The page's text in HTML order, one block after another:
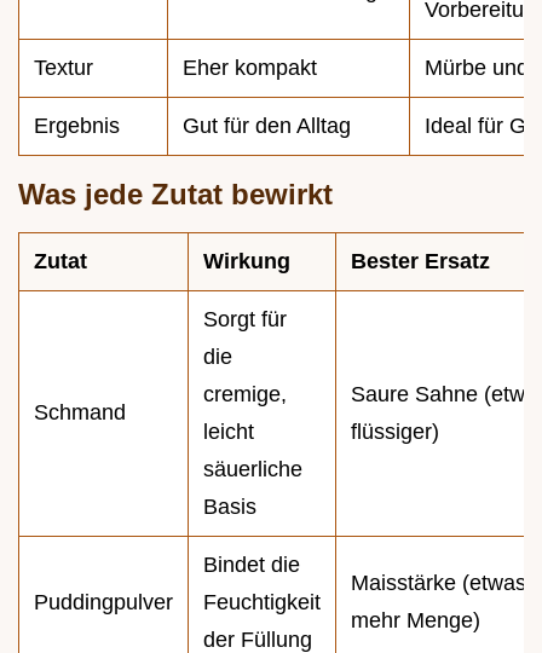
Textur Eher kompakt Mürbe und
Ergebnis Gut für den Alltag Ideal für
Was jede Zutat bewirkt
Zutat Wirkung Bester Ersatz
Schmand
Sorgt für
die
cremige,
leicht
säuerliche
Basis
Saure Sahne
flüssiger)
Puddingpulver
Bindet die
Feuchtigkeit
der Füllung
Maisstärke (etwas
mehr Menge)